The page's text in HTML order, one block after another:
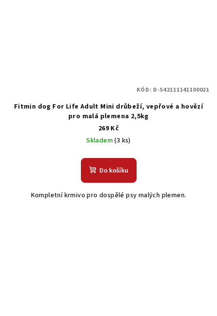
Fitmin dog For Life Adult Mini drůbeží, vepřové a hovězí
pro malá plemena 2,5kg
269 Kč
Skladem(3 ks)
Do košíku
Kompletní krmivo pro dospělé psy malých plemen.
KÓD: D-542111141100021